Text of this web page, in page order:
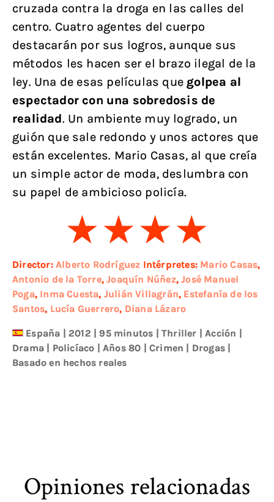
cruzada contra la droga en las calles del
centro. Cuatro agentes del cuerpo
destacarán por sus logros, aunque sus
métodos les hacen ser el brazo ilegal de la
ley. Una de esas películas que golpea al
espectador con una sobredosis de
realidad. Un ambiente muy logrado, un
guión que sale redondo y unos actores que
están excelentes. Mario Casas, al que creía
un simple actor de moda, deslumbra con
su papel de ambicioso policía.
Director: Alberto Rodríguez Intérpretes: Mario Casas,
Antonio de la Torre,Joaquín Núñez,José Manuel
Poga, Inma Cuesta, Julián Villagrán, Estefanía de los
Santos, Lucía Guerrero, Diana Lázaro
España |2012 | 95 minutos |Thriller |Acción |
Drama | Policíaco |Años 80 |Crimen | Drogas |
Basado en hechos reales
Opiniones relacionadas